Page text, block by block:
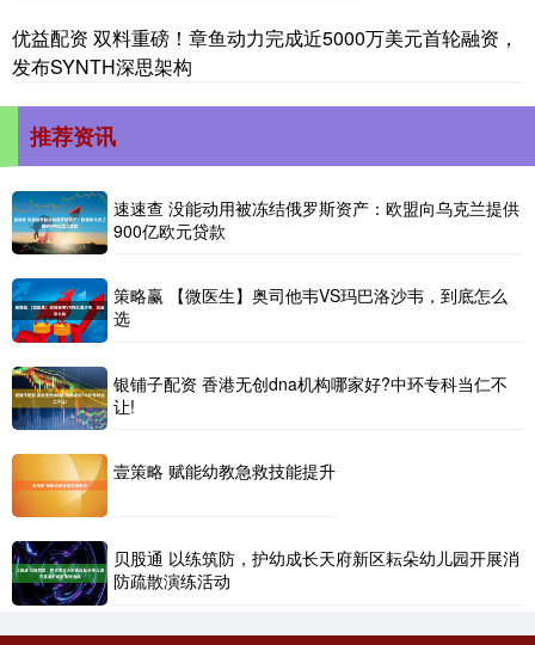
优益配资 双料重磅！章鱼动力完成近5000万美元首轮融资，
发布SYNTH深思架构
推荐资讯
速速查 没能动用被冻结俄罗斯资产：欧盟向乌克兰提供
900亿欧元贷款
策略赢 【微医生】奥司他韦VS玛巴洛沙韦，到底怎么
选
银铺子配资 香港无创dna机构哪家好?中环专科当仁不
让!
壹策略 赋能幼教急救技能提升
贝股通 以练筑防，护幼成长天府新区耘朵幼儿园开展消
防疏散演练活动